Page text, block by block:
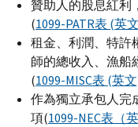
贊助人的股息紅利
(1099-PATR表 (英
租金、利潤、特許
師的總收入、漁船
(1099-MISC表 (英
作為獨立承包人完
項(1099-NEC表（